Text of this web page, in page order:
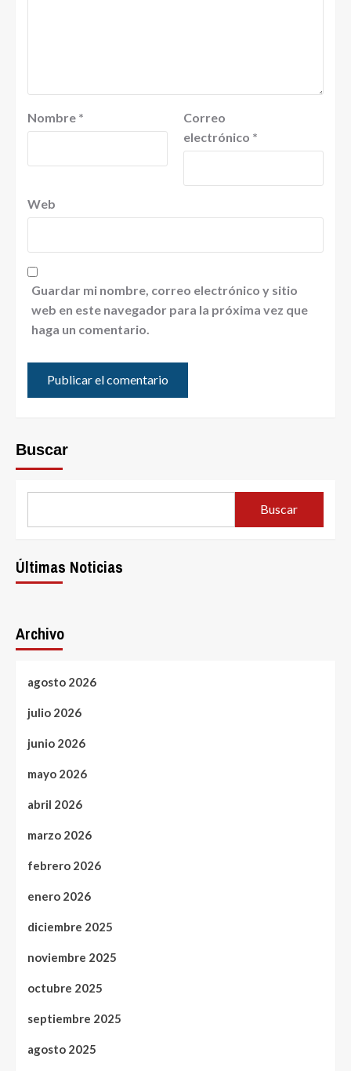
Nombre *
Correo
electrónico *
Web
Guardar mi nombre, correo electrónico y sitio
web en este navegador para la próxima vez que
haga un comentario.
Buscar
Buscar
Últimas Noticias
Archivo
agosto 2026
julio 2026
junio 2026
mayo 2026
abril 2026
marzo 2026
febrero 2026
enero 2026
diciembre 2025
noviembre 2025
octubre 2025
septiembre 2025
agosto 2025